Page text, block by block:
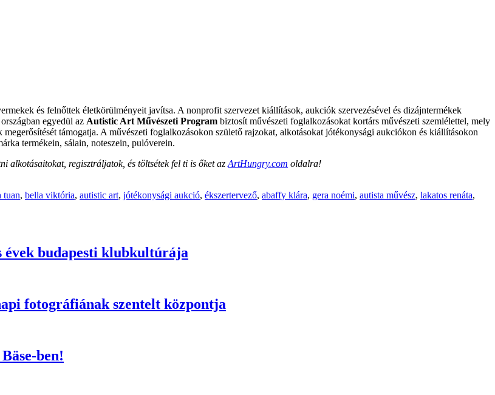
és felnőttek életkörülményeit javítsa. A nonprofit szervezet kiállítások, aukciók szervezésével és dizájntermékek
egyedül az Autistic Art Művészeti Program biztosít művészeti foglalkozásokat kortárs művészeti szemlélettel, mely
támogatja. A művészeti foglalkozásokon születő rajzokat, alkotásokat jótékonysági aukciókon és kiállításokon
termékein, sálain, noteszein, pulóverein.
alkotásaitokat, regisztráljatok, és töltsétek fel ti is őket azArtHungry.com oldalra!
tuan, bella viktória, autistic art, jótékonysági aukció, ékszertervező, abaffy klára, gera noémi, autista művész, lakatos renáta,
évek budapesti klubkultúrája
fotográfiának szentelt központja
ben!